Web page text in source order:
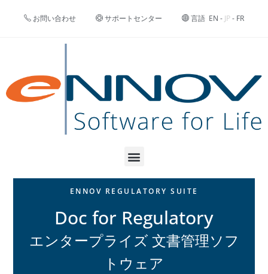
お問い合わせ サポートセンター 言語 EN - JP- FR
ENNOV REGULATORY SUITE
Doc for Regulatory
エンタープライズ 文書管理ソフ
トウェア